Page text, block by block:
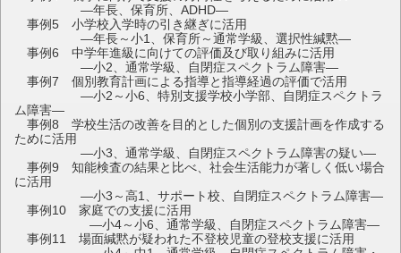
―年長、保育所、ADHD―
事例5 小学校入学時の引き継ぎに活用
―年長～小1、保育所～通常学級、選択性緘黙―
事例6 中学年進級に向けての評価及び取り組みに活用
―小2、通常学級、自閉症スペクトラム障害―
事例7 個別教育計画による指導と指導経過の評価で活用
―小2～小6、特別支援学校小学部、自閉症スペクトラ
ム障害―
事例8 学校生活の改善を目的とした個別の支援計画を作成する
ために活用
―小3、通常学級、自閉症スペクトラム障害の疑い―
事例9 知能検査の結果と比べ、社会生活能力が著しく低い場合
に活用
―小3～高1、サポート校、自閉症スペクトラム障害―
事例10 家庭での支援に活用
―小4～小6、通常学級、自閉症スペクトラム障害―
事例11 場面緘黙が疑われた不登校児童の登校支援に活用